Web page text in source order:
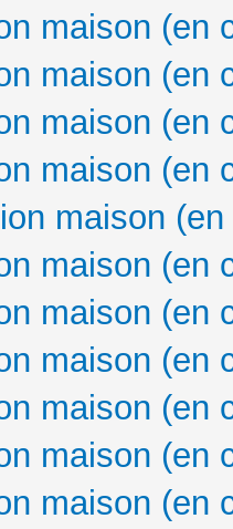
maison (en
maison (en
maison (en
maison (en
maison
maison (en
maison (en
maison (en
maison (en
maison (en
maison (en